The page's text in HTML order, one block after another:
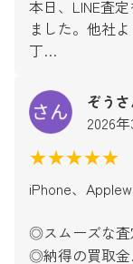
本日、LINE査
ました。他社
丁…
ぞう
2026年
★★★★★
iPhone、
◎スムーズな査
◎納得の買取